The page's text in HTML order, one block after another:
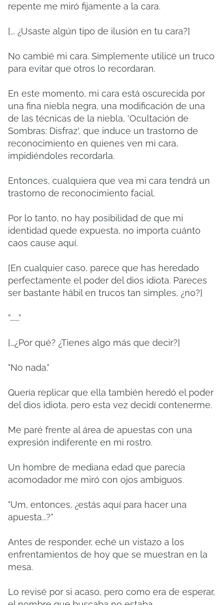
repente me miró fijamente a la cara.
[... ¿Usaste algún tipo de ilusión en tu cara?]
No cambié mi cara. Simplemente utilicé un truco
para evitar que otros lo recordaran.
En este momento, mi cara está oscurecida por
una fina niebla negra, una modificación de una
de las técnicas de la niebla, 'Ocultación de
Sombras: Disfraz', que induce un trastorno de
reconocimiento en quienes ven mi cara,
impidiéndoles recordarla.
Entonces, cualquiera que vea mi cara tendrá un
trastorno de reconocimiento facial.
Por lo tanto, no hay posibilidad de que mi
identidad quede expuesta, no importa cuánto
caos cause aquí.
[En cualquier caso, parece que has heredado
perfectamente el poder del dios idiota. Pareces
ser bastante hábil en trucos tan simples, ¿no?]
”…….”
[…¿Por qué? ¿Tienes algo más que decir?]
"No nada."
Quería replicar que ella también heredó el poder
del dios idiota, pero esta vez decidí contenerme.
Me paré frente al área de apuestas con una
expresión indiferente en mi rostro.
Un hombre de mediana edad que parecía
acomodador me miró con ojos ambiguos.
"Um, entonces, ¿estás aquí para hacer una
apuesta...?"
Antes de responder, eché un vistazo a los
enfrentamientos de hoy que se muestran en la
mesa.
Lo revisé por si acaso, pero como era de esperar,